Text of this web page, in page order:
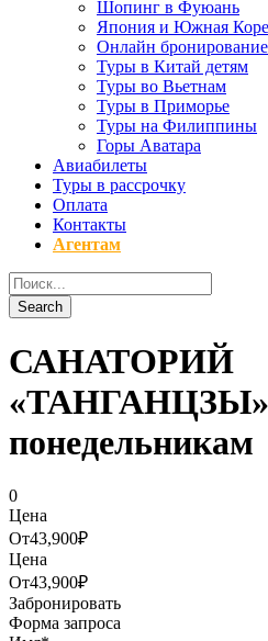
Шопинг в Фуюань
Япония и Южная
Онлайн
Туры в Китай детям
Туры во Вьетнам
Туры в Приморье
Туры на Филиппины
Горы Аватара
Авиабилеты
Туры в рассрочку
Оплата
Контакты
Агентам
САНАТОРИЙ
«ТАНГАНЦЗЫ»
понедельникам
0
Цена
От43,900₽
Цена
От43,900₽
Забронировать
Форма запроса